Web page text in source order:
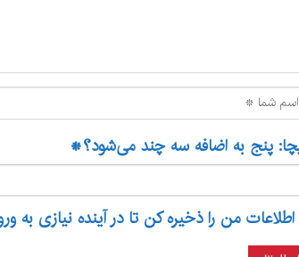
پنج به اضافه سه چند می‌شود؟*
اطلاعات من را ذخیره کن تا در آینده نیازی به